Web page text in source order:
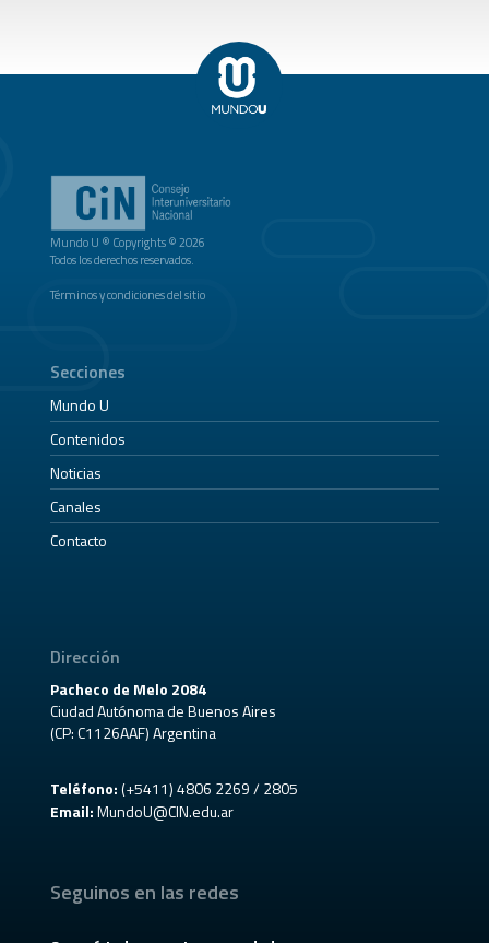
Mundo U ® Copyrights © 2026
Todos los derechos reservados.
Términos y condiciones del sitio
Secciones
Mundo U
Contenidos
Noticias
Canales
Contacto
Dirección
Pacheco de Melo 2084
Ciudad Autónoma de Buenos Aires
(CP: C1126AAF) Argentina
Teléfono:(+5411) 4806 2269 / 2805
Email: MundoU@CIN.edu.ar
Seguinos en las redes